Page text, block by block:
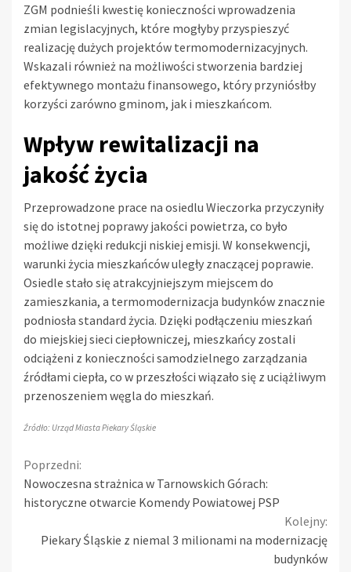
ZGM podnieśli kwestię konieczności wprowadzenia
zmian legislacyjnych, które mogłyby przyspieszyć
realizację dużych projektów termomodernizacyjnych.
Wskazali również na możliwości stworzenia bardziej
efektywnego montażu finansowego, który przyniósłby
korzyści zarówno gminom, jak i mieszkańcom.
Wpływ rewitalizacji na
jakość życia
Przeprowadzone prace na osiedlu Wieczorka przyczyniły
się do istotnej poprawy jakości powietrza, co było
możliwe dzięki redukcji niskiej emisji. W konsekwencji,
warunki życia mieszkańców uległy znaczącej poprawie.
Osiedle stało się atrakcyjniejszym miejscem do
zamieszkania, a termomodernizacja budynków znacznie
podniosła standard życia. Dzięki podłączeniu mieszkań
do miejskiej sieci ciepłowniczej, mieszkańcy zostali
odciążeni z konieczności samodzielnego zarządzania
źródłami ciepła, co w przeszłości wiązało się z uciążliwym
przenoszeniem węgla do mieszkań.
Źródło: Urząd Miasta Piekary Śląskie
Continue
Reading
Poprzedni:
Nowoczesna strażnica w Tarnowskich Górach:
historyczne otwarcie Komendy Powiatowej PSP
Kolejny:
Piekary Śląskie z niemal 3 milionami na modernizację
budynków